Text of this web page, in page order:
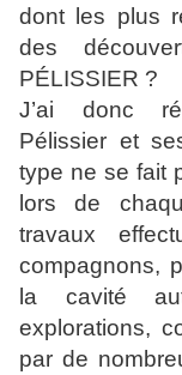
dont les plus
des
PÉLISSIER ?
J’ai donc
Pélissier et
type ne se fait
lors de
travaux
compagnons,
la cavité
explorations,
par de